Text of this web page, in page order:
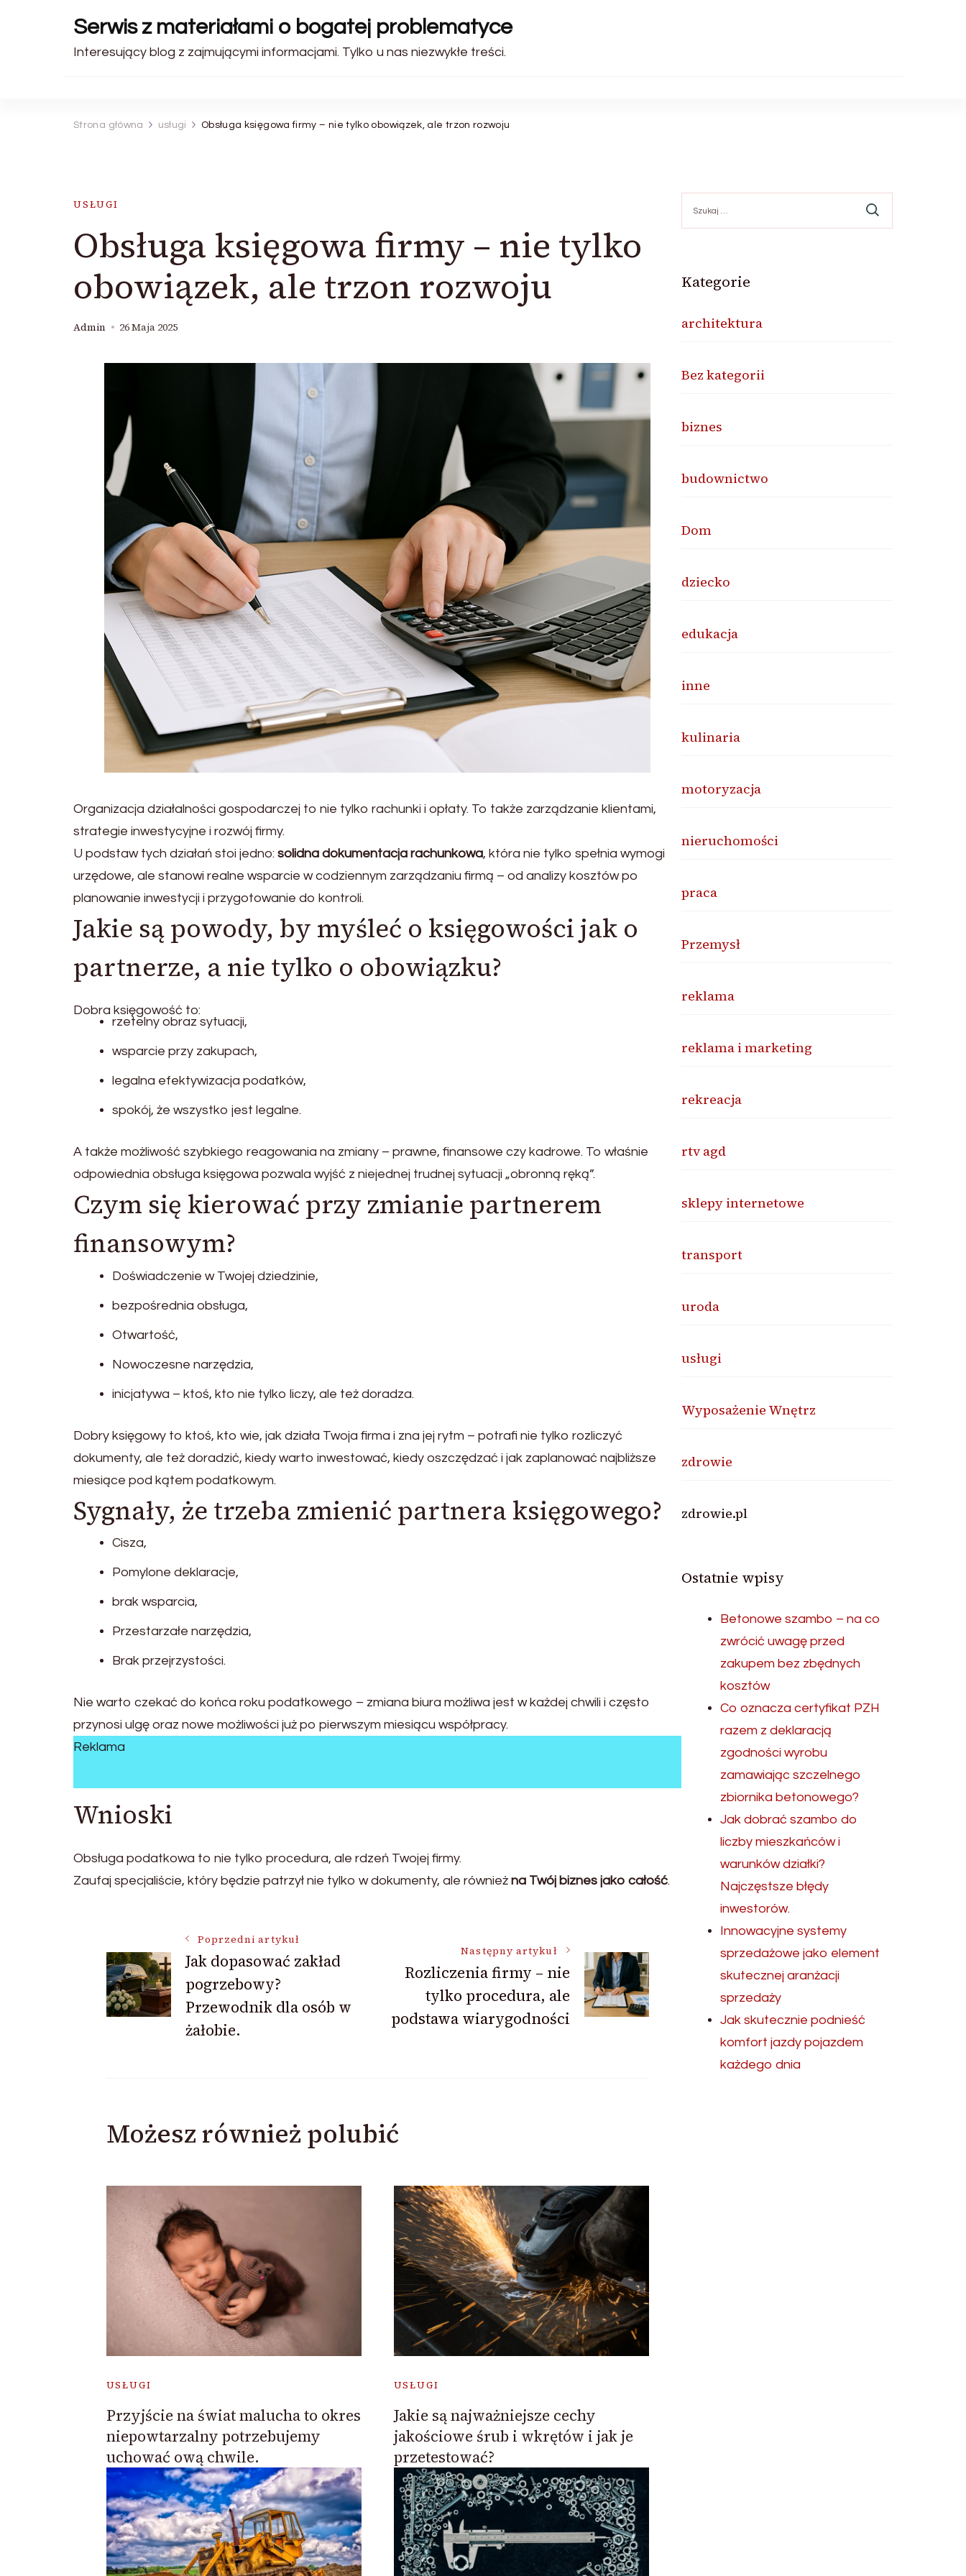
Serwis z materiałami o bogatej problematyce
Interesujący blog z zajmującymi informacjami. Tylko u nas niezwykłe treści.
Strona główna usługi Obsługa księgowa firmy – nie tylko obowiązek, ale trzon rozwoju
USŁUGI
Obsługa księgowa firmy – nie tylko
obowiązek, ale trzon rozwoju
Admin 26 Maja 2025
Organizacja działalności gospodarczej to nie tylko rachunki i opłaty. To także zarządzanie klientami,
strategie inwestycyjne i rozwój firmy.
U podstaw tych działań stoi jedno: solidna dokumentacja rachunkowa, która nie tylko spełnia wymogi
urzędowe, ale stanowi realne wsparcie w codziennym zarządzaniu firmą – od analizy kosztów po
planowanie inwestycji i przygotowanie do kontroli.
Jakie są powody, by myśleć o księgowości jak o
partnerze, a nie tylko o obowiązku?
Dobra księgowość to:
rzetelny obraz sytuacji,
wsparcie przy zakupach,
legalna efektywizacja podatków,
spokój, że wszystko jest legalne.
A także możliwość szybkiego reagowania na zmiany – prawne, finansowe czy kadrowe. To właśnie
odpowiednia obsługa księgowa pozwala wyjść z niejednej trudnej sytuacji „obronną ręką”.
Czym się kierować przy zmianie partnerem
finansowym?
Doświadczenie w Twojej dziedzinie,
bezpośrednia obsługa,
Otwartość,
Nowoczesne narzędzia,
inicjatywa – ktoś, kto nie tylko liczy, ale też doradza.
Dobry księgowy to ktoś, kto wie, jak działa Twoja firma i zna jej rytm – potrafi nie tylko rozliczyć
dokumenty, ale też doradzić, kiedy warto inwestować, kiedy oszczędzać i jak zaplanować najbliższe
miesiące pod kątem podatkowym.
Sygnały, że trzeba zmienić partnera księgowego?
Cisza,
Pomylone deklaracje,
brak wsparcia,
Przestarzałe narzędzia,
Brak przejrzystości.
Nie warto czekać do końca roku podatkowego – zmiana biura możliwa jest w każdej chwili i często
przynosi ulgę oraz nowe możliwości już po pierwszym miesiącu współpracy.
Reklama
Wnioski
Obsługa podatkowa to nie tylko procedura, ale rdzeń Twojej firmy.
Zaufaj specjaliście, który będzie patrzył nie tylko w dokumenty, ale również na Twój biznes jako całość.
Nawigacja
wpisu
Poprzedni artykuł
Jak dopasować zakład
pogrzebowy?
Przewodnik dla osób w
żałobie.
Następny artykuł
Rozliczenia firmy – nie
tylko procedura, ale
podstawa wiarygodności
Możesz również polubić
USŁUGI
Przyjście na świat malucha to okres
niepowtarzalny potrzebujemy
uchować ową chwile.
USŁUGI
Jakie są najważniejsze cechy
jakościowe śrub i wkrętów i jak je
przetestować?
Kategorie
architektura
Bez kategorii
biznes
budownictwo
Dom
dziecko
edukacja
inne
kulinaria
motoryzacja
nieruchomości
praca
Przemysł
reklama
reklama i marketing
rekreacja
rtv agd
sklepy internetowe
transport
uroda
usługi
Wyposażenie Wnętrz
zdrowie
zdrowie.pl
Ostatnie wpisy
Betonowe szambo – na co
zwrócić uwagę przed
zakupem bez zbędnych
kosztów
Co oznacza certyfikat PZH
razem z deklaracją
zgodności wyrobu
zamawiając szczelnego
zbiornika betonowego?
Jak dobrać szambo do
liczby mieszkańców i
warunków działki?
Najczęstsze błędy
inwestorów.
Innowacyjne systemy
sprzedażowe jako element
skutecznej aranżacji
sprzedaży
Jak skutecznie podnieść
komfort jazdy pojazdem
każdego dnia